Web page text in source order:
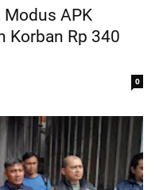
Modus APK
Korban Rp 340
0